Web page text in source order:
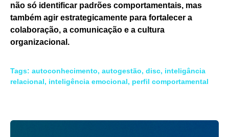
não só identificar padrões comportamentais, mas
também agir estrategicamente para fortalecer a
colaboração, a comunicação e a cultura
organizacional.
Tags: autoconhecimento, autogestão, disc, inteligância
relacional, inteligência emocional, perfil comportamental